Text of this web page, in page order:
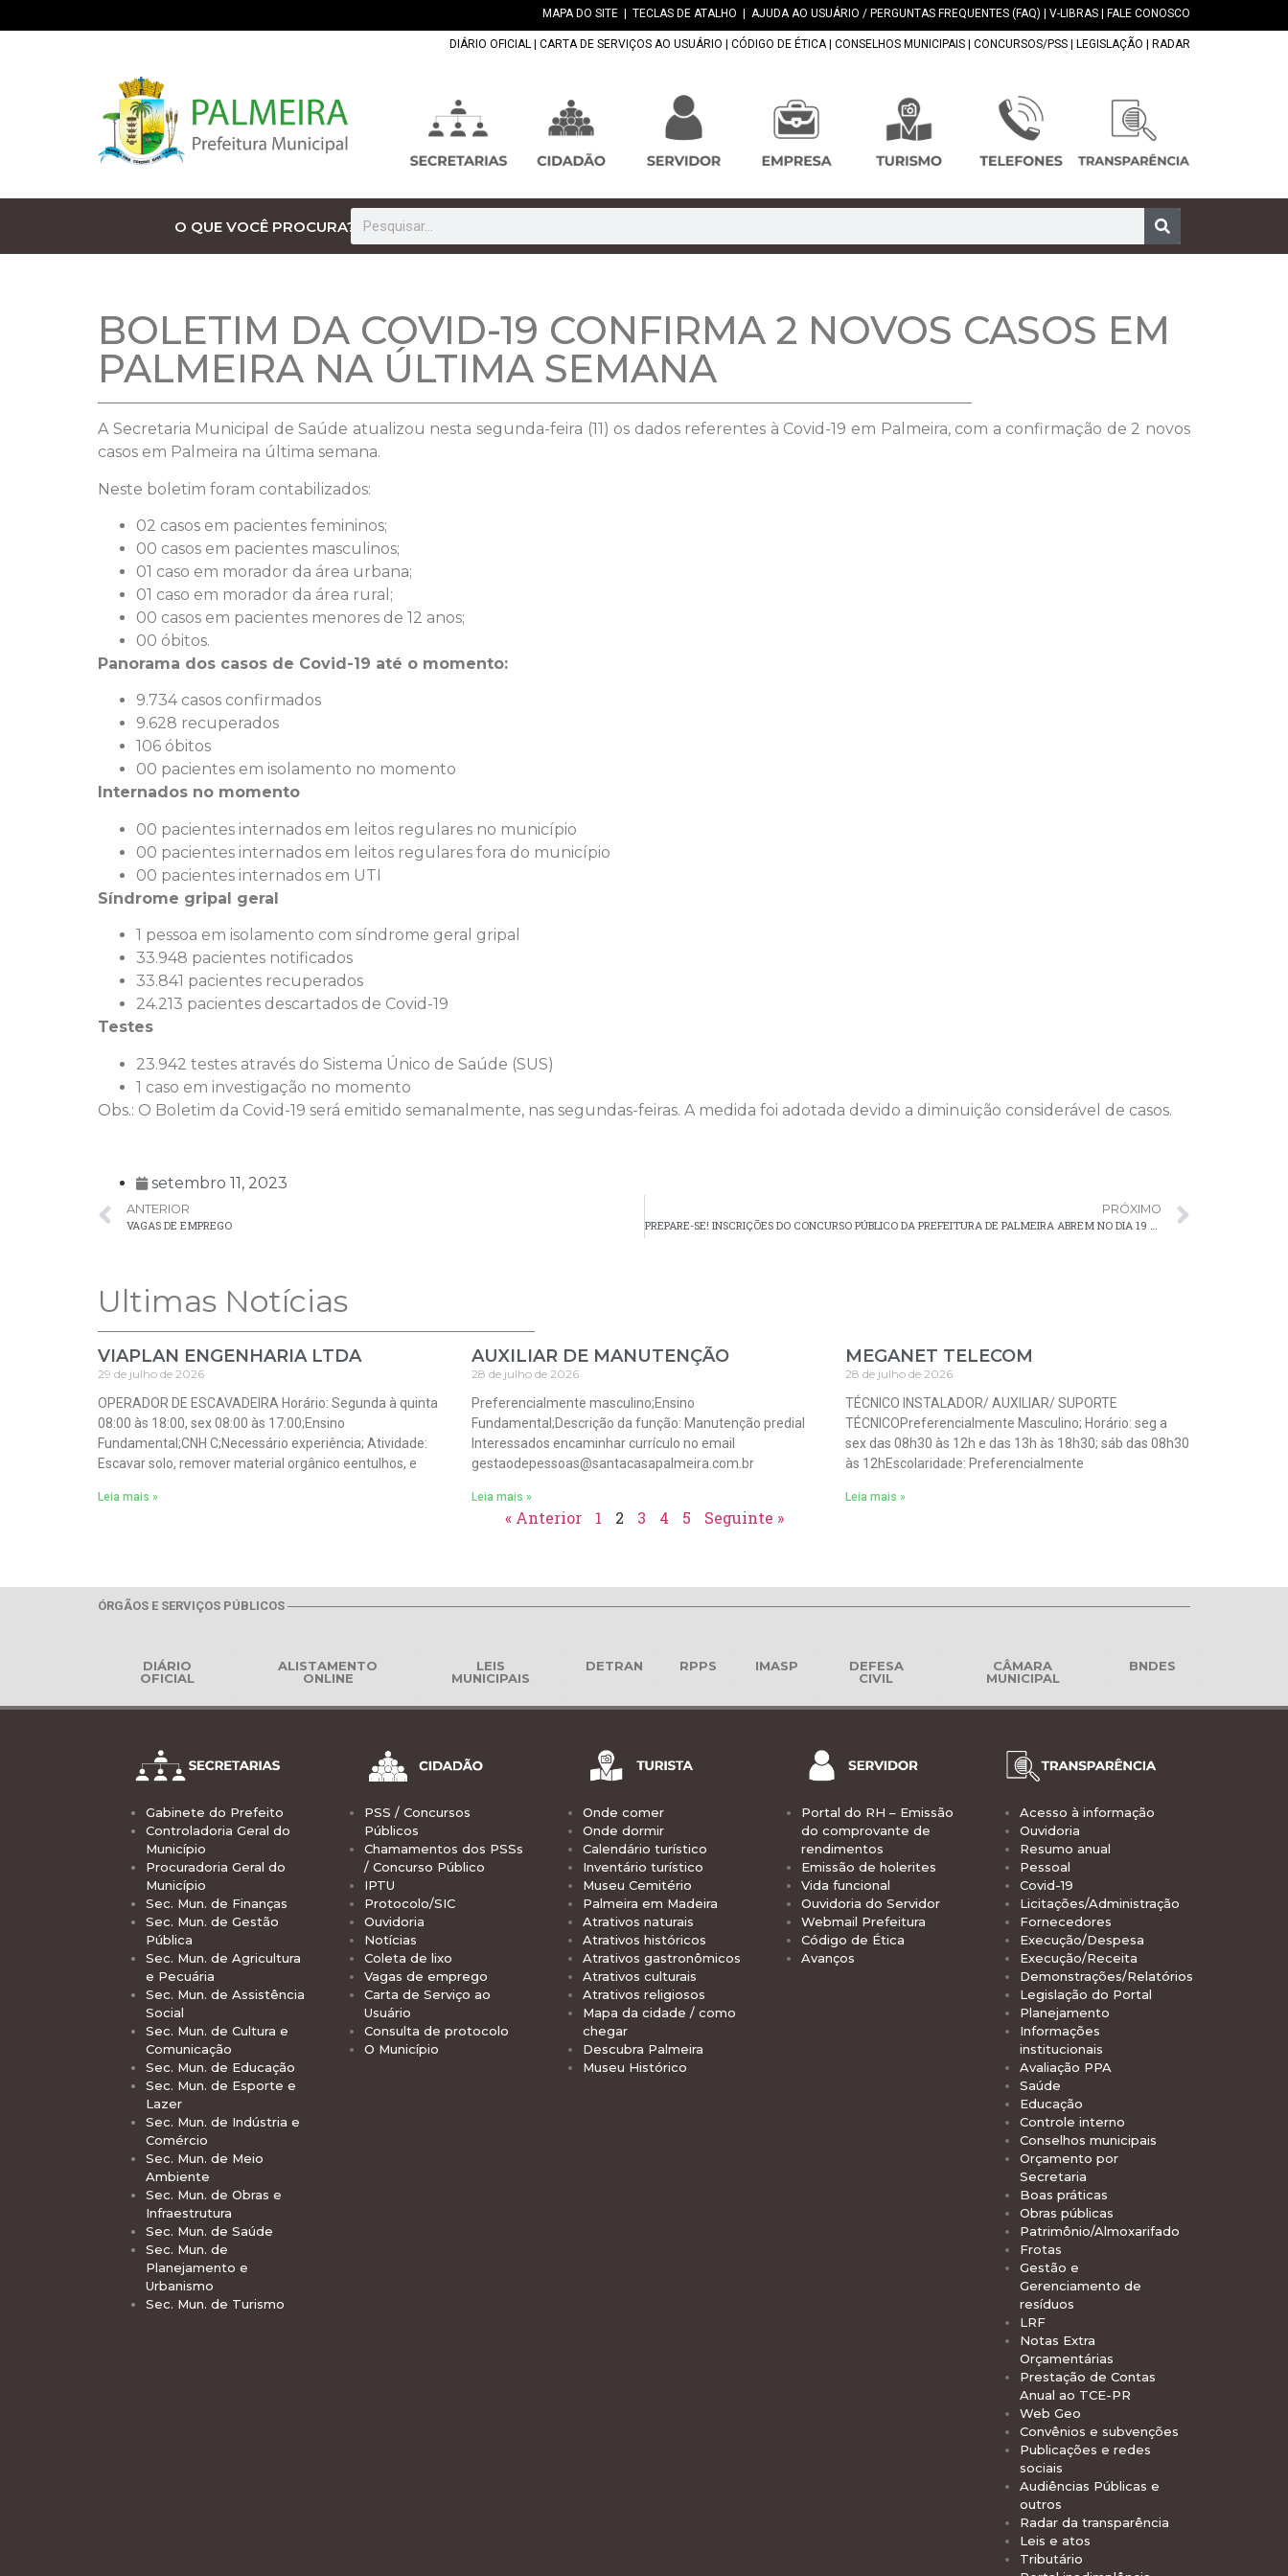
MAPA DO SITE TECLAS DE ATALHO AJUDA AO USUÁRIO / PERGUNTAS FREQUENTES (FAQ) V-LIBRAS FALE CONOSCO
DIÁRIO OFICIAL CARTA DE SERVIÇOS AO USUÁRIO CÓDIGO DE ÉTICA| CONSELHOS MUNICIPAIS CONCURSOS/PSS LEGISLAÇÃO RADAR
O QUE VOCÊ PROCURA?
BOLETIM DA COVID-19 CONFIRMA 2 NOVOS CASOS EM
PALMEIRA NA ÚLTIMA SEMANA
A Secretaria Municipal de Saúde atualizou nesta segunda-feira (11) os dados referentes à Covid-19 em Palmeira, com a confirmação de 2 novos
casos em Palmeira na última semana.
Neste boletim foram contabilizados:
02 casos em pacientes femininos;
00 casos em pacientes masculinos;
01 caso em morador da área urbana;
01 caso em morador da área rural;
00 casos em pacientes menores de 12 anos;
00 óbitos.
Panorama dos casos de Covid-19 até o momento:
9.734 casos confirmados
9.628 recuperados
106 óbitos
00 pacientes em isolamento no momento
Internados no momento
00 pacientes internados em leitos regulares no município
00 pacientes internados em leitos regulares fora do município
00 pacientes internados em UTI
Síndrome gripal geral
1 pessoa em isolamento com síndrome geral gripal
33.948 pacientes notificados
33.841 pacientes recuperados
24.213 pacientes descartados de Covid-19
Testes
23.942 testes através do Sistema Único de Saúde (SUS)
1 caso em investigação no momento
Obs.: O Boletim da Covid-19 será emitido semanalmente, nas segundas-feiras. A medida foi adotada devido a diminuição considerável de casos.
setembro 11, 2023
ANTERIOR
VAGAS DE EMPREGO
PRÓXIMO
PREPARE-SE! INSCRIÇÕES DO CONCURSO PÚBLICO DA PREFEITURA DE PALMEIRA ABREM NO DIA 19 DE SETEMBRO
Ultimas Notícias
VIAPLAN ENGENHARIA LTDA
29 de julho de 2026
OPERADOR DE ESCAVADEIRA Horário: Segunda à quinta
08:00 às 18:00, sex 08:00 às 17:00;Ensino
Fundamental;CNH C;Necessário experiência; Atividade:
Escavar solo, remover material orgânico eentulhos, e
Leia mais »
AUXILIAR DE MANUTENÇÃO
28 de julho de 2026
Preferencialmente masculino;Ensino
Fundamental;Descrição da função: Manutenção predial
Interessados encaminhar currículo no email
gestaodepessoas@santacasapalmeira.com.br
Leia mais »
MEGANET TELECOM
28 de julho de 2026
TÉCNICO INSTALADOR/ AUXILIAR/ SUPORTE
TÉCNICOPreferencialmente Masculino; Horário: seg a
sex das 08h30 às 12h e das 13h às 18h30; sáb das 08h30
às 12hEscolaridade: Preferencialmente
Leia mais »
« Anterior 1 2 3 4 5 Seguinte »
ÓRGÃOS E SERVIÇOS PÚBLICOS
DIÁRIO
OFICIAL
ALISTAMENTO
ONLINE
LEIS
MUNICIPAIS
DETRAN RPPS IMASP
DEFESA
CIVIL
CÂMARA
MUNICIPAL
BNDES
Gabinete do Prefeito
Controladoria Geral do
Município
Procuradoria Geral do
Município
Sec. Mun. de Finanças
Sec. Mun. de Gestão
Pública
Sec. Mun. de Agricultura
e Pecuária
Sec. Mun. de Assistência
Social
Sec. Mun. de Cultura e
Comunicação
Sec. Mun. de Educação
Sec. Mun. de Esporte e
Lazer
Sec. Mun. de Indústria e
Comércio
Sec. Mun. de Meio
Ambiente
Sec. Mun. de Obras e
Infraestrutura
Sec. Mun. de Saúde
Sec. Mun. de
Planejamento e
Urbanismo
Sec. Mun. de Turismo
PSS / Concursos
Públicos
Chamamentos dos PSSs
/ Concurso Público
IPTU
Protocolo/SIC
Ouvidoria
Notícias
Coleta de lixo
Vagas de emprego
Carta de Serviço ao
Usuário
Consulta de protocolo
O Município
Onde comer
Onde dormir
Calendário turístico
Inventário turístico
Museu Cemitério
Palmeira em Madeira
Atrativos naturais
Atrativos históricos
Atrativos gastronômicos
Atrativos culturais
Atrativos religiosos
Mapa da cidade / como
chegar
Descubra Palmeira
Museu Histórico
Portal do RH – Emissão
do comprovante de
rendimentos
Emissão de holerites
Vida funcional
Ouvidoria do Servidor
Webmail Prefeitura
Código de Ética
Avanços
Acesso à informação
Ouvidoria
Resumo anual
Pessoal
Covid-19
Licitações/Administração
Fornecedores
Execução/Despesa
Execução/Receita
Demonstrações/Relatórios
Legislação do Portal
Planejamento
Informações
institucionais
Avaliação PPA
Saúde
Educação
Controle interno
Conselhos municipais
Orçamento por
Secretaria
Boas práticas
Obras públicas
Patrimônio/Almoxarifado
Frotas
Gestão e
Gerenciamento de
resíduos
LRF
Notas Extra
Orçamentárias
Prestação de Contas
Anual ao TCE-PR
Web Geo
Convênios e subvenções
Publicações e redes
sociais
Audiências Públicas e
outros
Radar da transparência
Leis e atos
Tributário